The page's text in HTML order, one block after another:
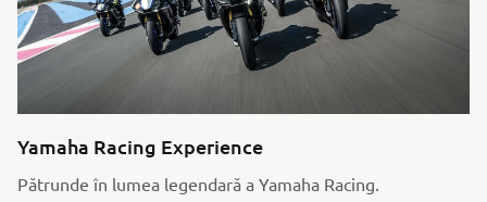
Yamaha Racing Experience
Pătrunde în lumea legendară a Yamaha Racing.